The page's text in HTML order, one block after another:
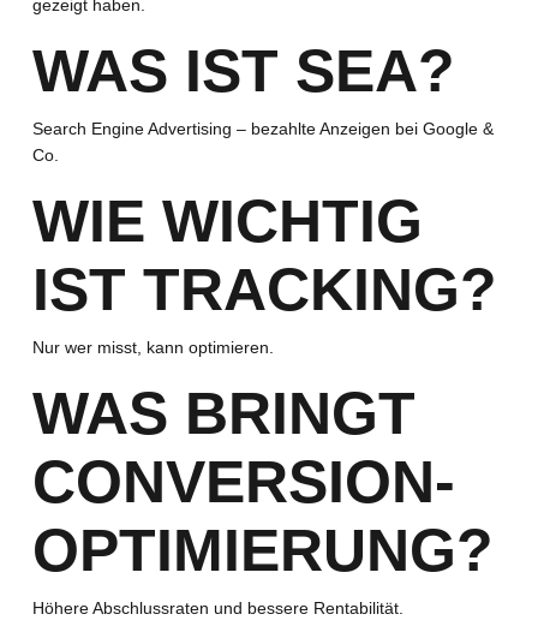
gezeigt haben.
WAS IST SEA?
Search Engine Advertising – bezahlte Anzeigen bei Google &
Co.
WIE WICHTIG
IST TRACKING?
Nur wer misst, kann optimieren.
WAS BRINGT
CONVERSION-
OPTIMIERUNG?
Höhere Abschlussraten und bessere Rentabilität.